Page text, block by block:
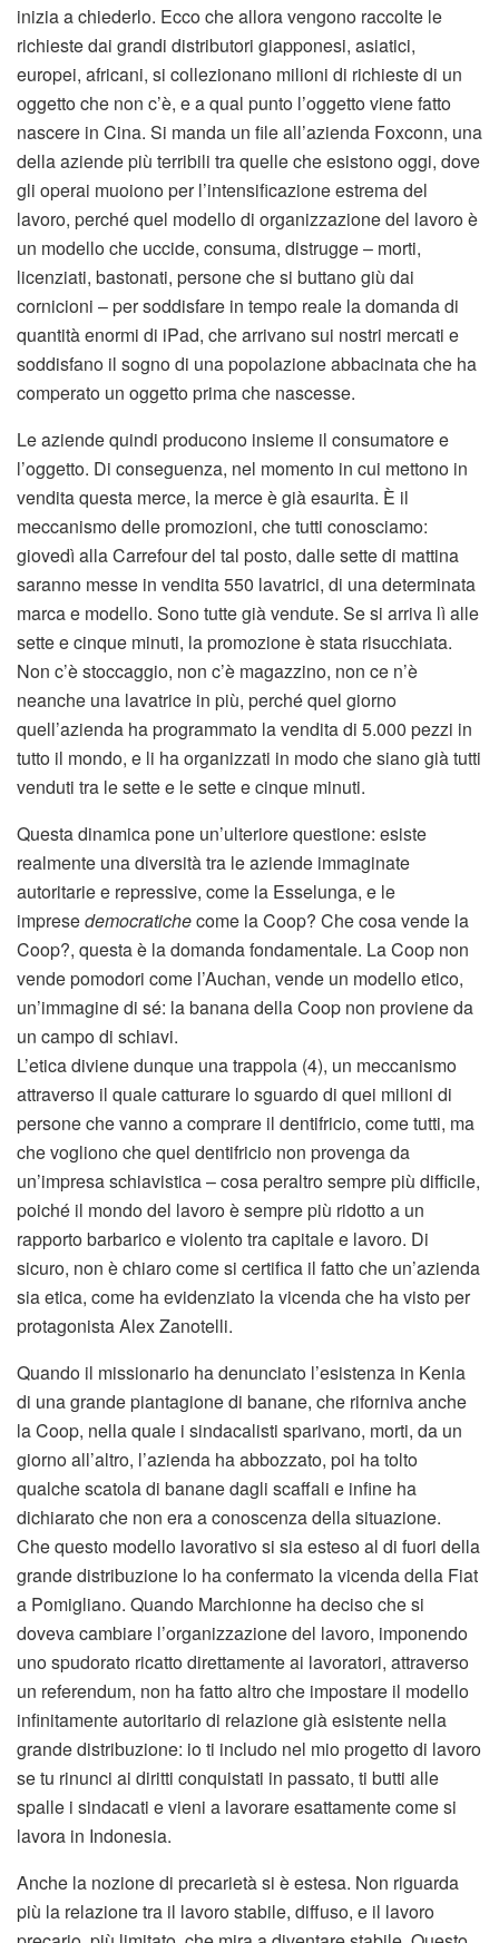
inizia a chiederlo. Ecco che allora vengono raccolte le
richieste dai grandi distributori giapponesi, asiatici,
europei, africani, si collezionano milioni di richieste di un
oggetto che non c’è, e a qual punto l’oggetto viene fatto
nascere in Cina. Si manda un file all’azienda Foxconn, una
della aziende più terribili tra quelle che esistono oggi, dove
gli operai muoiono per l’intensificazione estrema del
lavoro, perché quel modello di organizzazione del lavoro è
un modello che uccide, consuma, distrugge – morti,
licenziati, bastonati, persone che si buttano giù dai
cornicioni – per soddisfare in tempo reale la domanda di
quantità enormi di iPad, che arrivano sui nostri mercati e
soddisfano il sogno di una popolazione abbacinata che ha
comperato un oggetto prima che nascesse.
Le aziende quindi producono insieme il consumatore e
l’oggetto. Di conseguenza, nel momento in cui mettono in
vendita questa merce, la merce è già esaurita. È il
meccanismo delle promozioni, che tutti conosciamo:
giovedì alla Carrefour del tal posto, dalle sette di mattina
saranno messe in vendita 550 lavatrici, di una determinata
marca e modello. Sono tutte già vendute. Se si arriva lì alle
sette e cinque minuti, la promozione è stata risucchiata.
Non c’è stoccaggio, non c’è magazzino, non ce n’è
neanche una lavatrice in più, perché quel giorno
quell’azienda ha programmato la vendita di 5.000 pezzi in
tutto il mondo, e li ha organizzati in modo che siano già tutti
venduti tra le sette e le sette e cinque minuti.
Questa dinamica pone un’ulteriore questione: esiste
realmente una diversità tra le aziende immaginate
autoritarie e repressive, come la Esselunga, e le
impresedemocratichecome la Coop? Che cosa vende la
Coop?, questa è la domanda fondamentale. La Coop non
vende pomodori come l’Auchan, vende un modello etico,
un’immagine di sé: la banana della Coop non proviene da
un campo di schiavi.
L’etica diviene dunque una trappola (4), un meccanismo
attraverso il quale catturare lo sguardo di quei milioni di
persone che vanno a comprare il dentifricio, come tutti, ma
che vogliono che quel dentifricio non provenga da
un’impresa schiavistica – cosa peraltro sempre più difficile,
poiché il mondo del lavoro è sempre più ridotto a un
rapporto barbarico e violento tra capitale e lavoro. Di
sicuro, non è chiaro come si certifica il fatto che un’azienda
sia etica, come ha evidenziato la vicenda che ha visto per
protagonista Alex Zanotelli.
Quando il missionario ha denunciato l’esistenza in Kenia
di una grande piantagione di banane, che riforniva anche
la Coop, nella quale i sindacalisti sparivano, morti, da un
giorno all’altro, l’azienda ha abbozzato, poi ha tolto
qualche scatola di banane dagli scaffali e infine ha
dichiarato che non era a conoscenza della situazione.
Che questo modello lavorativo si sia esteso al di fuori della
grande distribuzione lo ha confermato la vicenda della Fiat
a Pomigliano. Quando Marchionne ha deciso che si
doveva cambiare l’organizzazione del lavoro, imponendo
uno spudorato ricatto direttamente ai lavoratori, attraverso
un referendum, non ha fatto altro che impostare il modello
infinitamente autoritario di relazione già esistente nella
grande distribuzione: io ti includo nel mio progetto di lavoro
se tu rinunci ai diritti conquistati in passato, ti butti alle
spalle i sindacati e vieni a lavorare esattamente come si
lavora in Indonesia.
Anche la nozione di precarietà si è estesa. Non riguarda
più la relazione tra il lavoro stabile, diffuso, e il lavoro